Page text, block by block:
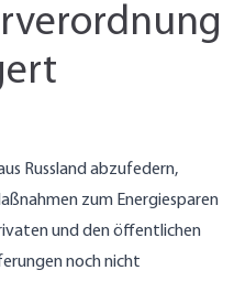
Russland abzufedern,
zum Energiesparen
und den öffentlichen
noch nicht